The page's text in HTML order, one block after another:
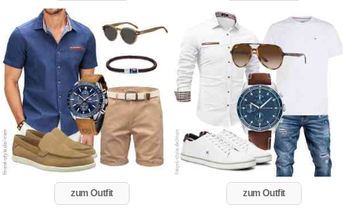
zum Outfit zum Outfit